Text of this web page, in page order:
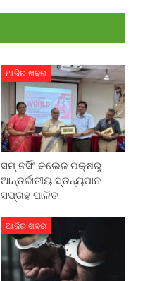
ଆଜିର ଖବର
ସମ୍ ନର୍ସିଂ କଲେଜ ପକ୍ଷରୁ
ଆନ୍ତର୍ଜାତୀୟ ସ୍ତନ୍ୟପାନ
ସପ୍ତାହ ପାଳିତ
ଆଜିର ଖବର